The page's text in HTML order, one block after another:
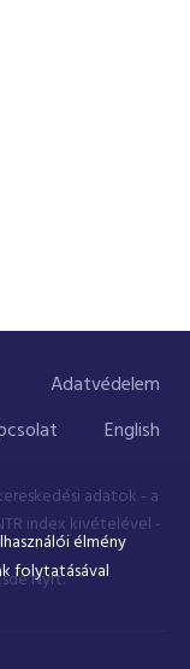
Adatvédelem
English
adatok - a
index kivételével -
Nyrt.
élmény
folytatásával